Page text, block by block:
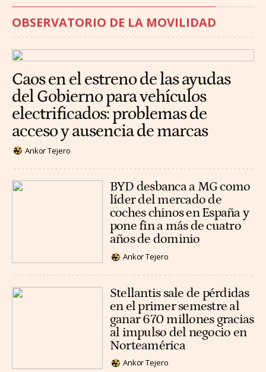
OBSERVATORIO DE LA MOVILIDAD
Caos en el estreno de las ayudas
del Gobierno para vehículos
electrificados: problemas de
acceso y ausencia de marcas
Ankor Tejero
BYD desbanca a MG como
líder del mercado de
coches chinos en España y
pone fin a más de cuatro
años de dominio
Ankor Tejero
Stellantis sale de pérdidas
en el primer semestre al
ganar 670 millones gracias
al impulso del negocio en
Norteamérica
Ankor Tejero